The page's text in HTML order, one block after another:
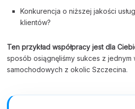
Konkurencja o niższej jakości
klientów?
Ten przykład współpracy jest dla
sposób osiągnęliśmy sukces z jednym
samochodowych z okolic Szczecina.